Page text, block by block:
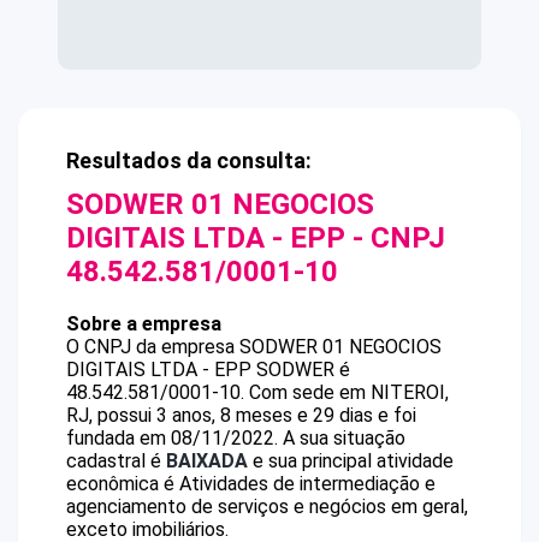
Resultados da consulta:
SODWER 01 NEGOCIOS
DIGITAIS LTDA - EPP - CNPJ
48.542.581/0001-10
Sobre a empresa
O CNPJ da empresa SODWER 01 NEGOCIOS
DIGITAIS LTDA - EPP SODWER é
48.542.581/0001-10. Com sede em NITEROI,
RJ, possui 3 anos, 8 meses e 29 dias e foi
fundada em 08/11/2022. A sua situação
cadastral é BAIXADA e sua principal atividade
econômica é Atividades de intermediação e
agenciamento de serviços e negócios em geral,
exceto imobiliários.